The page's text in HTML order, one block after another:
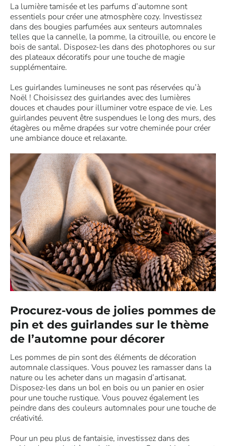
La lumière tamisée et les parfums d’automne sont
essentiels pour créer une atmosphère cozy. Investissez
dans des bougies parfumées aux senteurs automnales
telles que la cannelle, la pomme, la citrouille, ou encore le
bois de santal. Disposez-les dans des photophores ou sur
des plateaux décoratifs pour une touche de magie
supplémentaire.
Les guirlandes lumineuses ne sont pas réservées qu’à
Noël ! Choisissez des guirlandes avec des lumières
douces et chaudes pour illuminer votre espace de vie. Les
guirlandes peuvent être suspendues le long des murs, des
étagères ou même drapées sur votre cheminée pour créer
une ambiance douce et relaxante.
Procurez-vous de jolies pommes de
pin et des guirlandes sur le thème
de l’automne pour décorer
Les pommes de pin sont des éléments de décoration
automnale classiques. Vous pouvez les ramasser dans la
nature ou les acheter dans un magasin d’artisanat.
Disposez-les dans un bol en bois ou un panier en osier
pour une touche rustique. Vous pouvez également les
peindre dans des couleurs automnales pour une touche de
créativité.
Pour un peu plus de fantaisie, investissez dans des